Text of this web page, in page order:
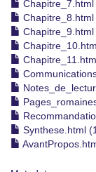
Synthese.html